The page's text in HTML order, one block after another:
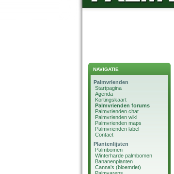
NAVIGATIE
Palmvrienden
Startpagina
Agenda
Kortingskaart
Palmvrienden forums
Palmvrienden chat
Palmvrienden wiki
Palmvrienden maps
Palmvrienden label
Contact
Plantenlijsten
Palmbomen
Winterharde palmbomen
Bananenplanten
Canna's (bloemriet)